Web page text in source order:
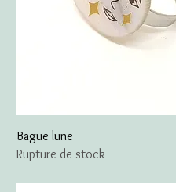
Bague lune
Rupture de stock